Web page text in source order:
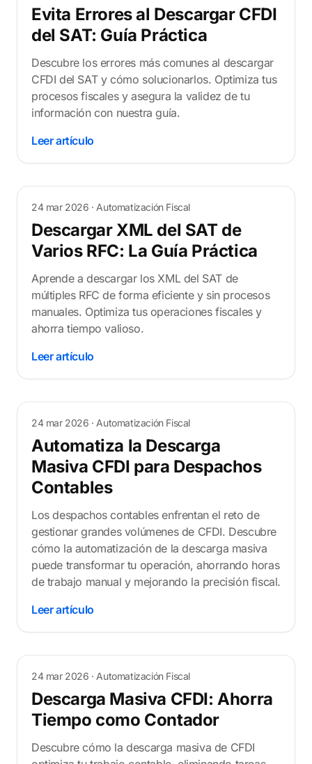
Evita Errores al Descargar CFDI
del SAT: Guía Práctica
Descubre los errores más comunes al descargar
CFDI del SAT y cómo solucionarlos. Optimiza tus
procesos fiscales y asegura la validez de tu
información con nuestra guía.
Leer artículo
24 mar 2026 · Automatización Fiscal
Descargar XML del SAT de
Varios RFC: La Guía Práctica
Aprende a descargar los XML del SAT de
múltiples RFC de forma eficiente y sin procesos
manuales. Optimiza tus operaciones fiscales y
ahorra tiempo valioso.
Leer artículo
24 mar 2026 · Automatización Fiscal
Automatiza la Descarga
Masiva CFDI para Despachos
Contables
Los despachos contables enfrentan el reto de
gestionar grandes volúmenes de CFDI. Descubre
cómo la automatización de la descarga masiva
puede transformar tu operación, ahorrando horas
de trabajo manual y mejorando la precisión fiscal.
Leer artículo
24 mar 2026 · Automatización Fiscal
Descarga Masiva CFDI: Ahorra
Tiempo como Contador
Descubre cómo la descarga masiva de CFDI